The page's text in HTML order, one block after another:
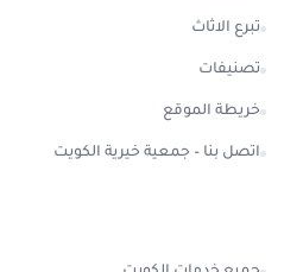
تبرع الاثاث
تصنيفات
خريطة الموقع
اتصل بنا – جمعية خيرية الكويت